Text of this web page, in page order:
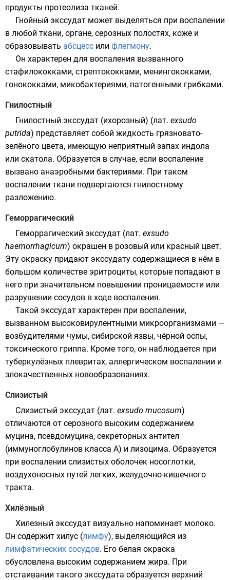
продукты протеолиза тканей.
Гнойный экссудат может выделяться при воспалении
в любой ткани, органе, серозных полостях, коже и
образовывать абсцесс или флегмону.
Он характерен для воспаления вызванного
стафилококками, стрептококками, менингококками,
гонококками, микобактериями, патогенными грибками.
Гнилостный
Гнилостный экссудат (ихорозный) (лат. exsudo
putrida) представляет собой жидкость грязновато-
зелёного цвета, имеющую неприятный запах индола
или скатола. Образуется в случае, если воспаление
вызвано анаэробными бактериями. При таком
воспалении ткани подвергаются гнилостному
разложению.
Геморрагический
Геморрагический экссудат (лат. exsudo
haemorrhagicum) окрашен в розовый или красный цвет.
Эту окраску придают экссудату содержащиеся в нём в
большом количестве эритроциты, которые попадают в
него при значительном повышении проницаемости или
разрушении сосудов в ходе воспаления.
Такой экссудат характерен при воспалении,
вызванном высоковирулентными микроорганизмами —
возбудителями чумы, сибирской язвы, чёрной оспы,
токсического гриппа. Кроме того, он наблюдается при
туберкулёзных плевритах, аллергическом воспалении и
злокачественных новообразованиях.
Слизистый
Слизистый экссудат (лат. exsudo mucosum)
отличаются от серозного высоким содержанием
муцина, псевдомуцина, секреторных антител
(иммуноглобулинов класса А) и лизоцима. Образуется
при воспалении слизистых оболочек носоглотки,
воздухоносных путей легких, желудочно-кишечного
тракта.
Хилёзный
Хилезный экссудат визуально напоминает молоко.
Он содержит хилус (лимфу), выделяющийся из
лимфатических сосудов. Его белая окраска
обусловлена высоким содержанием жира. При
отстаивании такого экссудата образуется верхний